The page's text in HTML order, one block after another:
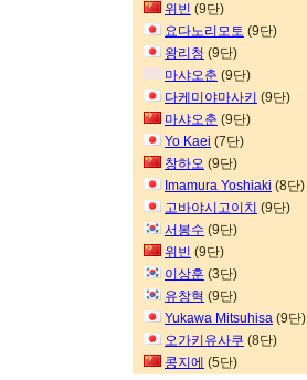
위빈 (9단)
요다노리모토 (9단)
왕리청 (9단)
마샤오춘 (9단)
다케미야마사키 (9단)
마샤오춘 (9단)
Yo Kaei (7단)
창하오 (9단)
Imamura Yoshiaki (8단)
고바야시고이치 (9단)
서봉수 (9단)
위빈 (9단)
이상훈 (3단)
유창혁 (9단)
Yukawa Mitsuhisa (9단)
오가키유사쿠 (8단)
콩지에 (5단)